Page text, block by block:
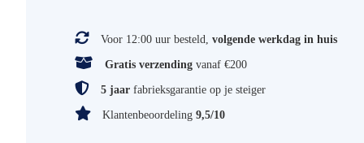
Voor 12:00 uur besteld, volgende werkdag in huis
Gratis verzending vanaf €200
5 jaar fabrieksgarantie op je steiger
Klantenbeoordeling 9,5/10